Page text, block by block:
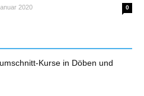
2020 0
Kurse in Döben und